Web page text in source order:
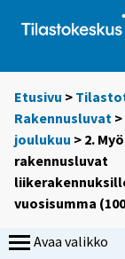
Etusivu >
Rakennusluvat >
joulukuu > 2.
rakennusluvat
vuosisumma
Avaa valikko